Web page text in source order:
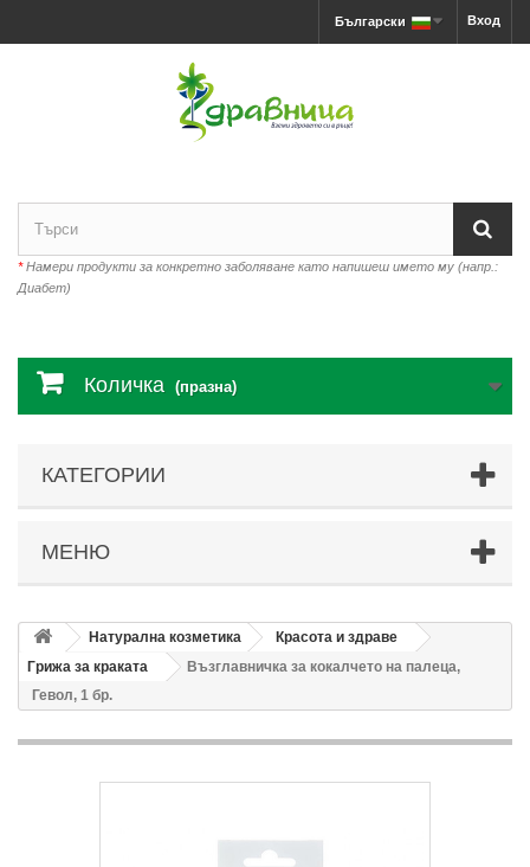
Вход
Български
*Намери продукти за конкретно заболяване като напишеш името му (напр.:
Диабет)
Количка (празна)
КАТЕГОРИИ
МЕНЮ
Натурална козметика
Красота и здраве
Грижа за краката
Възглавничка за кокалчето на палеца,
Гевол, 1 бр.